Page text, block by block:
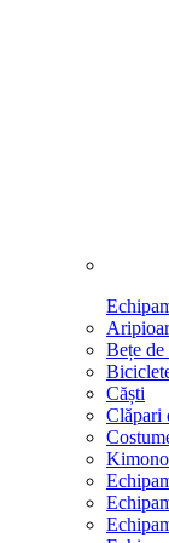
Bețe
Căști
Clăpari
Kimono